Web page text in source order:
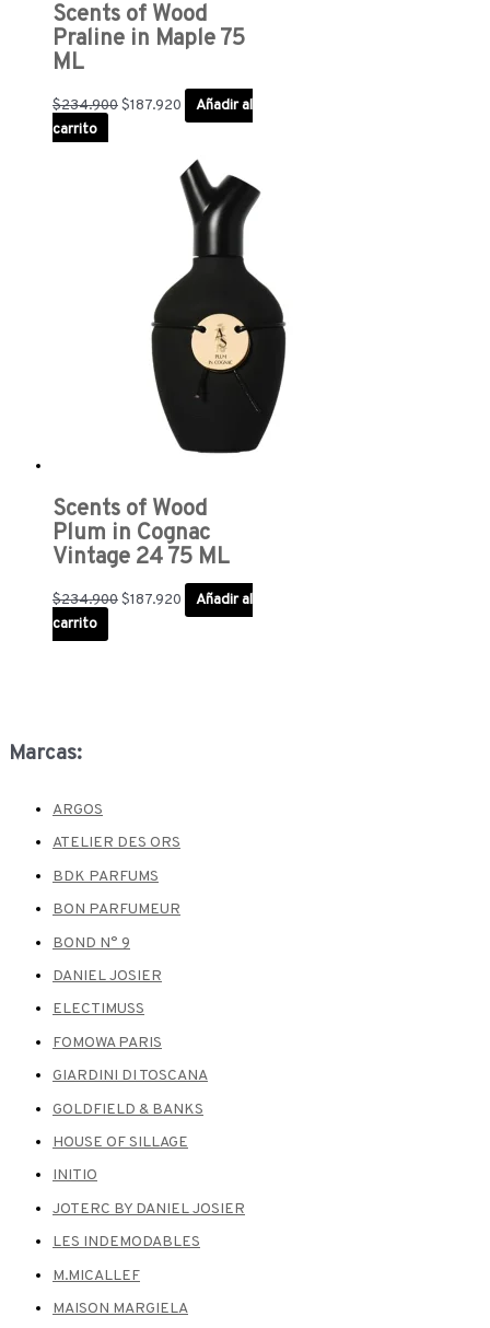
Marcas:
ARGOS
ATELIER DES ORS
BDK PARFUMS
BON PARFUMEUR
BOND N° 9
DANIEL JOSIER
ELECTIMUSS
FOMOWA PARIS
GIARDINI DI TOSCANA
GOLDFIELD & BANKS
HOUSE OF SILLAGE
INITIO
JOTERC BY DANIEL JOSIER
LES INDEMODABLES
M.MICALLEF
MAISON MARGIELA
Scents of Wood
Praline in Maple 75
ML
$234.900$187.920
Añadir al
carrito
Scents of Wood
Plum in Cognac
Vintage 24 75 ML
$234.900$187.920
Añadir al
carrito